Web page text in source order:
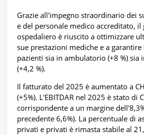
Grazie all'impegno straordinario dei
e del personale medico accreditato, il
ospedaliero è riuscito a ottimizzare
sue prestazioni mediche e a garantire
pazienti sia in ambulatorio (+8 %) sia
(+4,2 %).
Il fatturato del 2025 è aumentato a
(+5%). L'EBITDAR nel 2025 è stato di
corrispondente a un margine
precedente 6,6%). La percentuale di
privati e privati è rimasta stabile al